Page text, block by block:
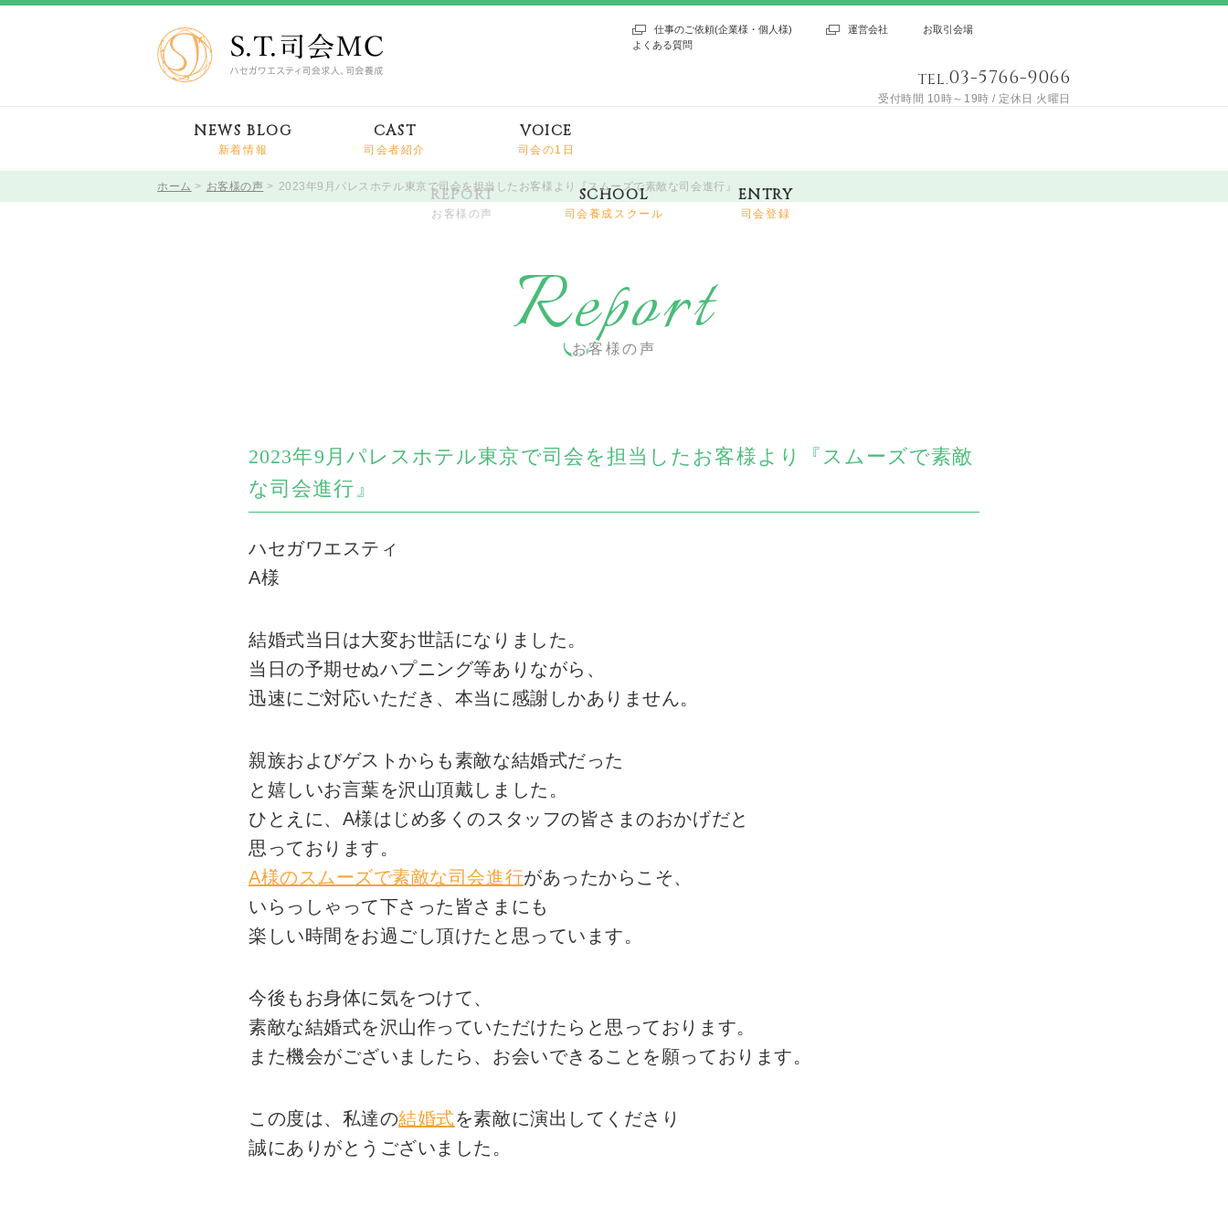
仕事のご依頼(企業様・個人様) 運営会社
お取引会場
よくある質問
TEL.03-5766-9066
受付時間 10時～19時 / 定休日 火曜日
NEWS BLOG
新着情報
CAST
司会者紹介
VOICE
司会の1日
REPORT
お客様の声
SCHOOL
司会養成スクール
ENTRY
司会登録
ホーム お客様の声 2023年9月パレスホテル東京で司会を担当したお客様より『スムーズで素敵な司会進行』
Report
お客様の声
2023年9月パレスホテル東京で司会を担当したお客様より『スムーズで素敵
な司会進行』
ハセガワエスティ
A様
結婚式当日は大変お世話になりました。
当日の予期せぬハプニング等ありながら、
迅速にご対応いただき、本当に感謝しかありません。
親族およびゲストからも素敵な結婚式だった
と嬉しいお言葉を沢山頂戴しました。
ひとえに、A様はじめ多くのスタッフの皆さまのおかげだと
思っております。
A様のスムーズで素敵な司会進行があったからこそ、
いらっしゃって下さった皆さまにも
楽しい時間をお過ごし頂けたと思っています。
今後もお身体に気をつけて、
素敵な結婚式を沢山作っていただけたらと思っております。
また機会がございましたら、お会いできることを願っております。
この度は、私達の結婚式を素敵に演出してくださり
誠にありがとうございました。